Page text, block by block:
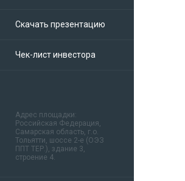
Скачать презентацию
Чек-лист инвестора
Адрес площадки:
Российская Федерация,
Самарская область, г.о.
Тольятти, шоссе 2-е (ОЭЗ
ППТ ТЕР.), здание 3,
строение 4.